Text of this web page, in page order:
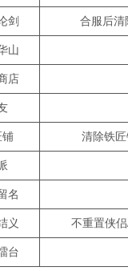
剑 合服后清
山
店
铺 清除铁
名
义 不重置侠
台